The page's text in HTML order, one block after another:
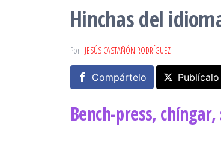
Hinchas del
Por JESÚS CASTAÑÓN RODRÍGUEZ
Compártelo Publícalo
Bench-press,